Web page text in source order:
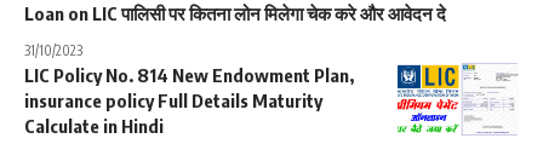
Loan on LIC पालिसी पर कितना लोन मिलेगा चेक करे और आवेदन दे
31/10/2023
LIC Policy No. 814 New Endowment Plan,
insurance policy Full Details Maturity
Calculate in Hindi